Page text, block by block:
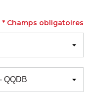
* Champs obligatoires